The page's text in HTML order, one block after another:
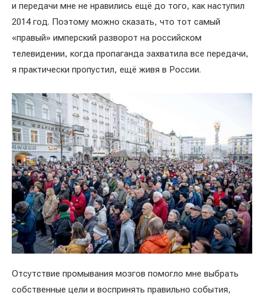
и передачи мне не нравились ещё до того, как наступил
2014 год. Поэтому можно сказать, что тот самый
«правый» имперский разворот на российском
телевидении, когда пропаганда захватила все передачи,
я практически пропустил, ещё живя в России.
Отсутствие промывания мозгов помогло мне выбрать
собственные цели и воспринять правильно события,